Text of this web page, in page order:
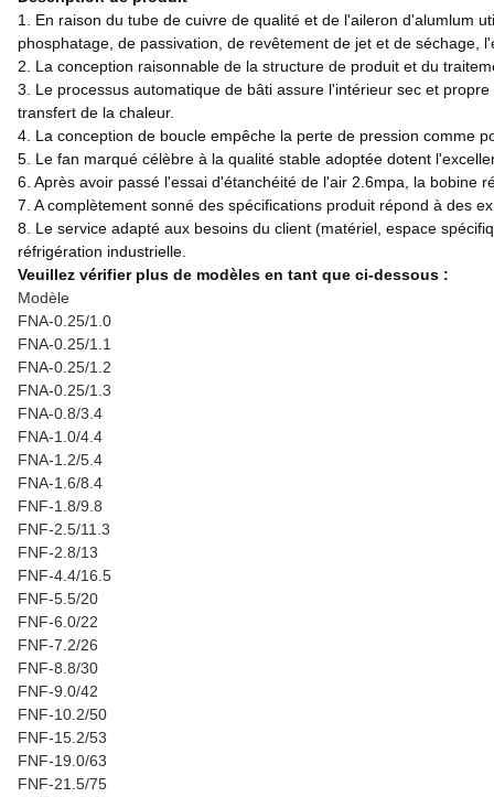
1. En raison du tube de cuivre de qualité et de l'aileron d'alumlum
phosphatage, de passivation, de revêtement de jet et de
2. La conception raisonnable de la structure de produit et du
3. Le processus automatique de bâti assure l'intérieur sec et
transfert de la chaleur.
4. La conception de boucle empêche la perte de pression comme
5. Le fan marqué célèbre à la qualité stable adoptée dotent
6. Après avoir passé l'essai d'étanchéité de l'air 2.6mpa, la bobine
7. A complètement sonné des spécifications produit répond à des
8. Le service adapté aux besoins du client (matériel, espace
réfrigération industrielle.
Veuillez vérifier plus de modèles en tant que ci-dessous :
Modèle
FNA-0.25/1.0
FNA-0.25/1.1
FNA-0.25/1.2
FNA-0.25/1.3
FNA-0.8/3.4
FNA-1.0/4.4
FNA-1.2/5.4
FNA-1.6/8.4
FNF-1.8/9.8
FNF-2.5/11.3
FNF-2.8/13
FNF-4.4/16.5
FNF-5.5/20
FNF-6.0/22
FNF-7.2/26
FNF-8.8/30
FNF-9.0/42
FNF-10.2/50
FNF-15.2/53
FNF-19.0/63
FNF-21.5/75